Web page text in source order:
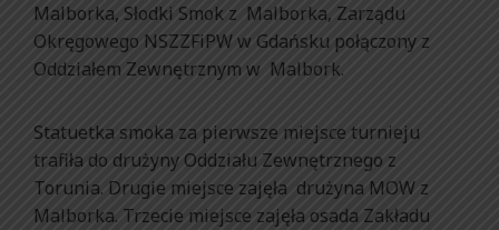
Malborka, Słodki Smok z Malborka, Zarządu
Okręgowego NSZZFiPW w Gdańsku połączony z
Oddziałem Zewnętrznym w Malbork.
Statuetka smoka za pierwsze miejsce turnieju
trafiła do drużyny Oddziału Zewnętrznego z
Torunia. Drugie miejsce zajęła drużyna MOW z
Malborka. Trzecie miejsce zajęła osada Zakładu